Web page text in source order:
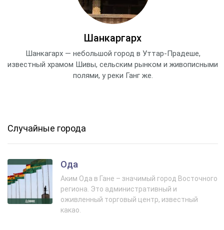
Шанкаргарх
Шанкагарх — небольшой город в Уттар-Прадеше,
известный храмом Шивы, сельским рынком и живописными
полями, у реки Ганг же.
Случайные города
Ода
Аким Ода в Гане – значимый город Восточного
региона. Это административный и
оживленный торговый центр, известный
какао.